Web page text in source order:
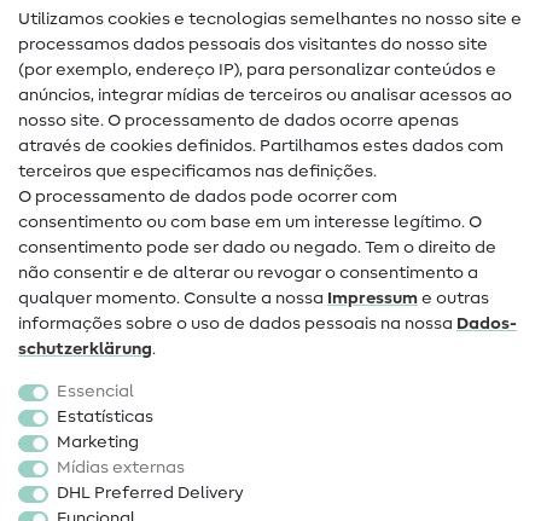
Guias de costura
Ajuda e contacto
Contacto
Mudança de proprietário
Perguntas frequentes (FAQ)
Direito de cancelamento
Popular
Tecidos
Acessórios de costura
Promoção
Utilizamos cookies e tecnologias semelhantes no nosso site e
processamos dados pessoais dos visitantes do nosso site
(por exemplo, endereço IP), para personalizar conteúdos e
anúncios, integrar mídias de terceiros ou analisar acessos ao
nosso site. O processamento de dados ocorre apenas
através de cookies definidos. Partilhamos estes dados com
terceiros que especificamos nas definições.
O processamento de dados pode ocorrer com
consentimento ou com base em um interesse legítimo. O
consentimento pode ser dado ou negado. Tem o direito de
não consentir e de alterar ou revogar o consentimento a
qualquer momento. Consulte a nossa Impressum e outras
informações sobre o uso de dados pessoais na nossa Dados­
schutz­erklärung.
Essencial
Estatísticas
Marketing
Mídias externas
DHL Preferred Delivery